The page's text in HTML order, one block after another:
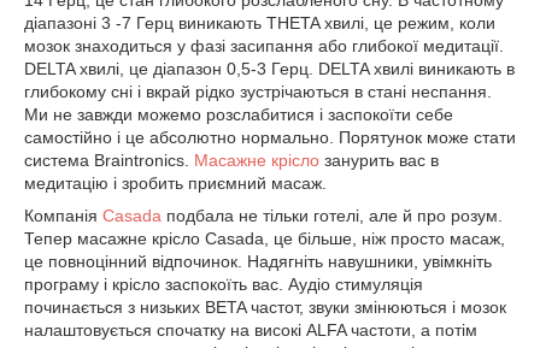
діапазоні 3 -7 Герц виникають THETAхвилі, це режим, коли
мозок знаходиться у фазі засипання або глибокої медитації.
DELTAхвилі, це діапазон 0,5-3 Герц. DELTAхвилі виникають в
глибокому сні і вкрай рідко зустрічаються в стані неспання.
Ми не завжди можемо розслабитися і заспокоїти себе
самостійно і це абсолютно нормально. Порятунок може стати
система Braintronics. Масажне крісло занурить вас в
медитацію і зробить приємний масаж.
Компанія Сasada подбала не тільки готелі, але й про розум.
Тепер масажне крісло Сasada, це більше, ніж просто масаж,
це повноцінний відпочинок. Надягніть навушники, увімкніть
програму і крісло заспокоїть вас. Аудіо стимуляція
починається з низьких BETAчастот, звуки змінюються і мозок
налаштовується спочатку на високі ALFA частоти, а потім